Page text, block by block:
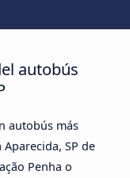
autobús
autobús más
SP de
Penha o